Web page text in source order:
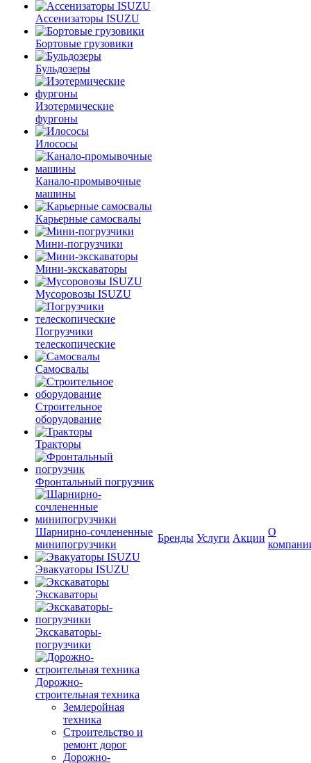
Ассенизаторы ISUZU
Бортовые грузовики
Бульдозеры
Изотермические
фургоны
Илососы
Канало-промывочные
машины
Карьерные самосвалы
Мини-погрузчики
Мини-экскаваторы
Мусоровозы ISUZU
Погрузчики
телескопические
Самосвалы
Строительное
оборудование
Тракторы
Фронтальный погрузчик
Шарнирно-сочлененные
минипогрузчики
Эвакуаторы ISUZU
Экскаваторы
Экскаваторы-
погрузчики
Дорожно-
строительная техника
Землеройная
техника
Строительство и
ремонт дорог
Дорожно-
Бренды Услуги Акции
О